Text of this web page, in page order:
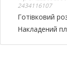
2434116107
Готівковий
Накладений